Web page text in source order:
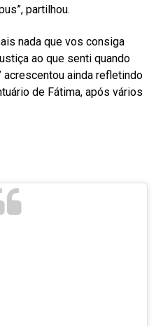
partilhou.
nada que vos consiga
ao que senti quando
ainda refletindo
de Fátima, após vários